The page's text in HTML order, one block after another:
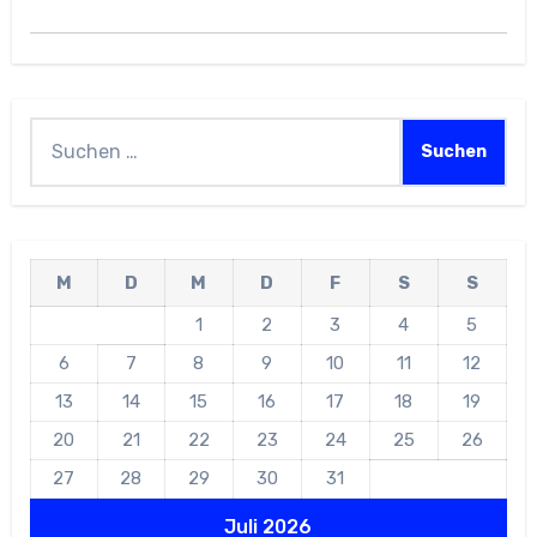
nach:
Juli 2026
M D M D F S
S
1
2 3 4
5
6
7 8 9 10 11
12
13
14 15 16 17 18
19
20
21 22 23 24 25
26
27
28 29 30 31